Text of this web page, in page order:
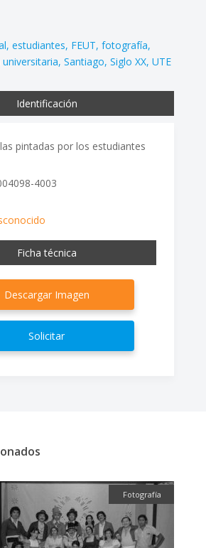
estudiantes FEUT fotografía
Santiago Siglo XX UTE
Identificación
pintadas por los estudiantes
4003
Ficha técnica
Descargar Imagen
Solicitar
Fotografía